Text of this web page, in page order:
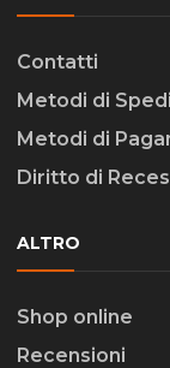
Contatti
Metodi di
Metodi di
Diritto di
ALTRO
Shop online
Recensioni